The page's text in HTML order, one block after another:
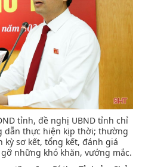
tỉnh, đề nghị UBND tỉnh chỉ
dẫn thực hiện kịp thời; thường
kỳ sơ kết, tổng kết, đánh giá
những khó khăn, vướng mắc.